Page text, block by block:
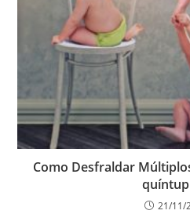
Como Desfraldar
21/11/